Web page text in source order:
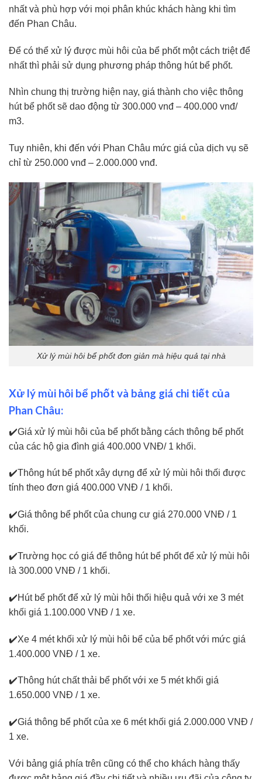
nhất và phù hợp với mọi phân khúc khách hàng khi tìm
đến Phan Châu.
Để có thể xử lý được mùi hôi của bể phốt một cách triệt để
nhất thì phải sử dụng phương pháp thông hút bể phốt.
Nhìn chung thị trường hiện nay, giá thành cho việc thông
hút bể phốt sẽ dao động từ 300.000 vnđ – 400.000 vnđ/
m3.
Tuy nhiên, khi đến với Phan Châu mức giá của dịch vụ sẽ
chỉ từ 250.000 vnđ – 2.000.000 vnđ.
Xử lý mùi hôi bể phốt đơn giản mà hiệu quả tại nhà
Xử lý mùi hôi bể phốt và bảng giá chi tiết của
Phan Châu:
✔️Giá xử lý mùi hôi của bể phốt bằng cách thông bể phốt
của các hộ gia đình giá 400.000 VNĐ/ 1 khối.
✔️Thông hút bể phốt xây dựng để xử lý mùi hôi thối được
tính theo đơn giá 400.000 VNĐ / 1 khối.
✔️Giá thông bể phốt của chung cư giá 270.000 VNĐ / 1
khối.
✔️Trường học có giá để thông hút bể phốt để xử lý mùi hôi
là 300.000 VNĐ / 1 khối.
✔️Hút bể phốt để xử lý mùi hôi thối hiệu quả với xe 3 mét
khối giá 1.100.000 VNĐ / 1 xe.
✔️Xe 4 mét khối xử lý mùi hôi bể của bể phốt với mức giá
1.400.000 VNĐ / 1 xe.
✔️Thông hút chất thải bể phốt với xe 5 mét khối giá
1.650.000 VNĐ / 1 xe.
✔️Giá thông bể phốt của xe 6 mét khối giá 2.000.000 VNĐ /
1 xe.
Với bảng giá phía trên cũng có thể cho khách hàng thấy